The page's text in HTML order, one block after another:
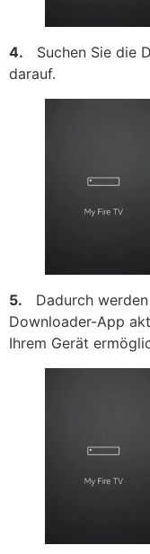
4. Suchen Sie die
darauf.
5. Dadurch
Downloader-App
Ihrem Gerät